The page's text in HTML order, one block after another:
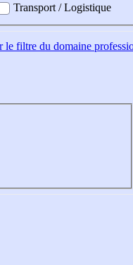
Transport / Logistique
le filtre du domaine